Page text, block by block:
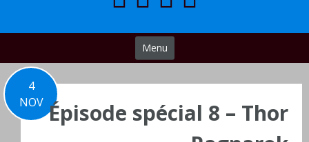
Menu
4
NOV Épisode spécial 8 – Thor